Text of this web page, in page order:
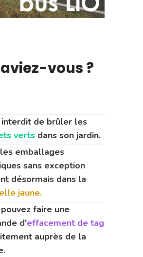
vous ?
de brûler les
verts dans son jardin.
emballages
sans exception
désormais dans la
jaune.
faire une
d'effacement de tag
auprès de la